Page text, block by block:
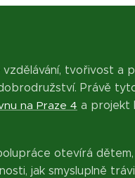
vzdělávání, tvořivost a
Právě
na Praze 4 a projekt
otevírá dětem,
jak smysluplně